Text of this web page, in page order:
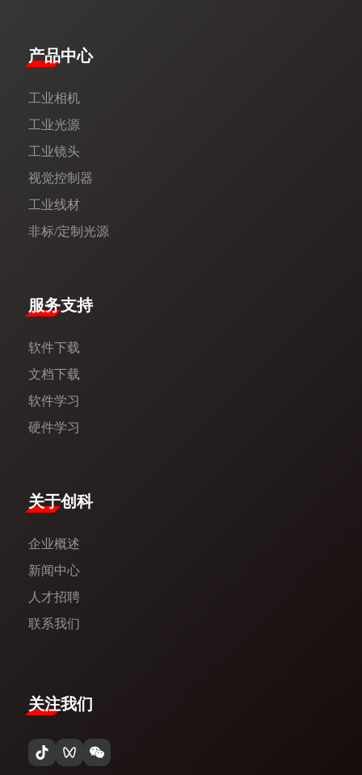
产品中心
工业相机
工业光源
工业镜头
视觉控制器
工业线材
非标/定制光源
服务支持
软件下载
文档下载
软件学习
硬件学习
​关于创科​
企业概述
新闻中心​
人才招聘
联系我们
关注我们